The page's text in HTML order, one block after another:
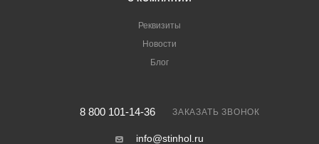
Реквизиты
Новости
Блог
8 800 101-14-36 ЗАКАЗАТЬ ЗВОНОК
info@stinhol.ru